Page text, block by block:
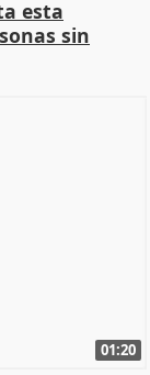
esta
sin
01:20